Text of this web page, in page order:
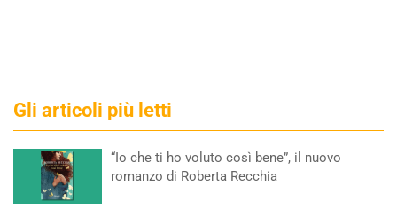
Gli articoli più letti
“Io che ti ho voluto così bene”, il nuovo
romanzo di Roberta Recchia